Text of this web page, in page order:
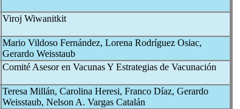
Viroj Wiwanitkit
Mario Vildoso Fernández, Lorena Rodríguez Osiac,
Gerardo Weisstaub
Comité Asesor en Vacunas Y Estrategias de Vacunación
Teresa Millán, Carolina Heresi, Franco Díaz, Gerardo
Weisstaub, Nelson A. Vargas Catalán